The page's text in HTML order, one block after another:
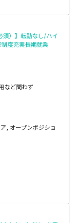
須）】転勤なし/ハイ
度充実長期就業
など問わず
, オープンポジショ